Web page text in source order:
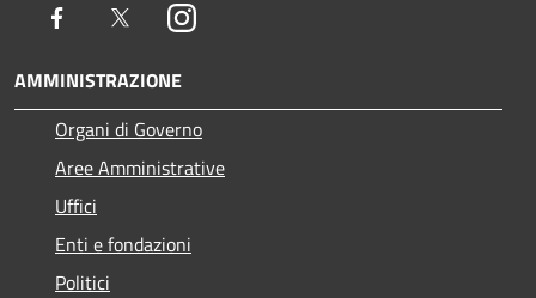
Facebook TwitterInstagram
AMMINISTRAZIONE
Organi di Governo
Aree Amministrative
Uffici
Enti e fondazioni
Politici